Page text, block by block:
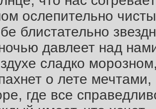
ослепительно
блистательно
давлеет над
сладко
о лете мечтами,
где все